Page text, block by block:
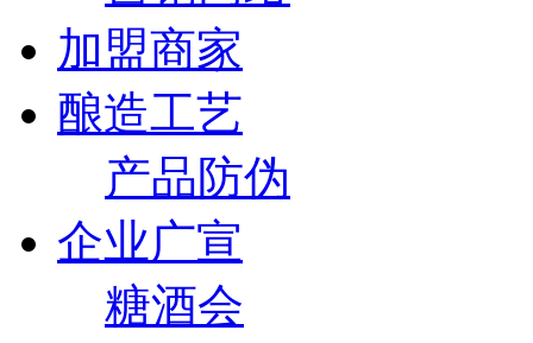
加盟商家
酿造工艺
产品防伪
企业广宣
糖酒会